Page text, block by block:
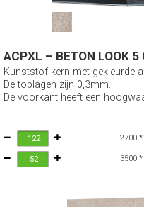
ACPXL – BETON LOOK 5
Kunststof kern met gekleurde
De toplagen zijn 0,3mm.
De voorkant heeft een
2700
3500